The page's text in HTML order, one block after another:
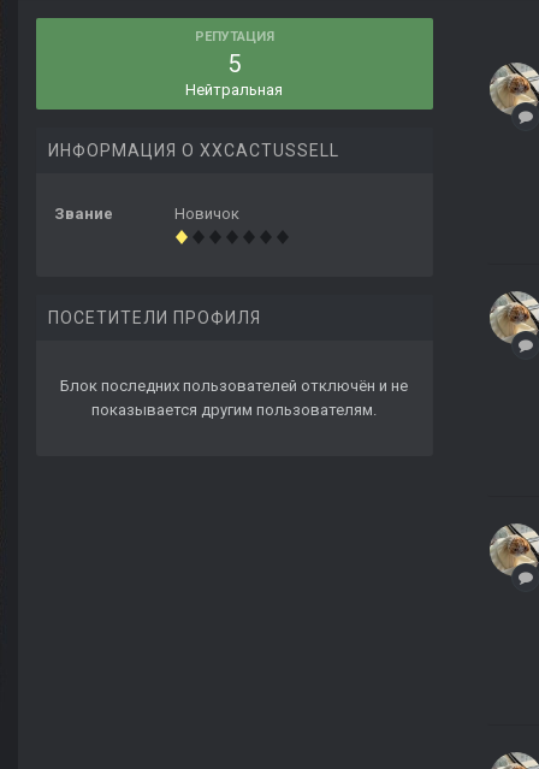
РЕПУТАЦИЯ
5
Нейтральная
ИНФОРМАЦИЯ О XXCACTUSSELL
Звание Новичок
ПОСЕТИТЕЛИ ПРОФИЛЯ
Блок последних пользователей отключён и не
показывается другим пользователям.